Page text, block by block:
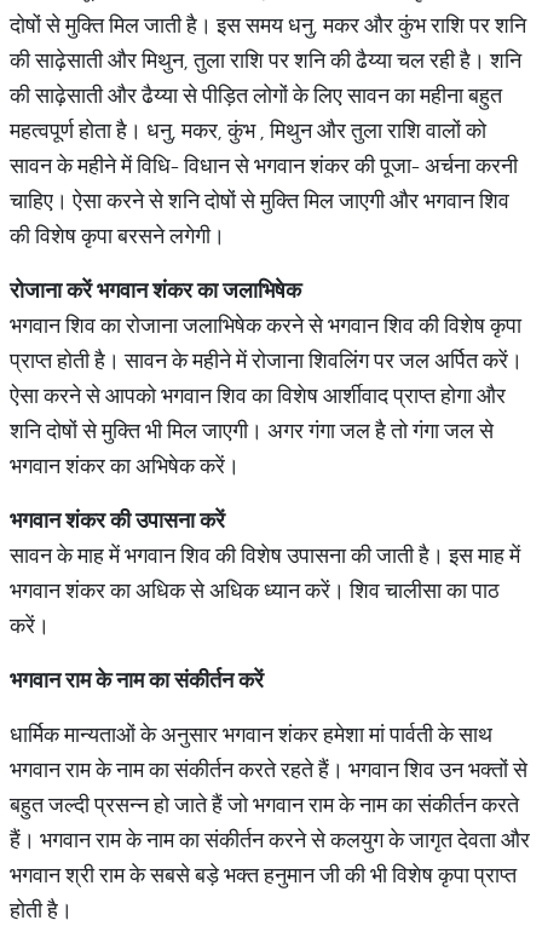
दोषों से मुक्ति मिल जाती है। इस समय धनु, मकर और कुंभ राशि पर शनि
की साढ़ेसाती और मिथुन, तुला राशि पर शनि की ढैय्या चल रही है। शनि
की साढ़ेसाती और ढैय्या से पीड़ित लोगों के लिए सावन का महीना बहुत
महत्वपूर्ण होता है। धनु, मकर, कुंभ , मिथुन और तुला राशि वालों को
सावन के महीने में विधि- विधान से भगवान शंकर की पूजा- अर्चना करनी
चाहिए। ऐसा करने से शनि दोषों से मुक्ति मिल जाएगी और भगवान शिव
की विशेष कृपा बरसने लगेगी।
रोजाना करें भगवान शंकर काजलाभिषेक
भगवान शिव का रोजाना जलाभिषेक करने से भगवान शिव की विशेष कृपा
प्राप्त होती है। सावन के महीने में रोजाना शिवलिंग पर जल अर्पित करें।
ऐसा करने से आपको भगवान शिव का विशेष आर्शीवाद प्राप्त होगा और
शनि दोषों से मुक्ति भी मिल जाएगी। अगर गंगा जल है तो गंगा जल से
भगवान शंकर का अभिषेक करें।
भगवान शंकर की उपासना करें
सावन के माह में भगवान शिव की विशेष उपासना की जाती है। इस माह में
भगवान शंकर का अधिक से अधिक ध्यान करें। शिव चालीसा का पाठ
करें।
भगवान राम के नाम का संकीर्तन करें
धार्मिक मान्यताओं के अनुसार भगवान शंकर हमेशा मां पार्वती के साथ
भगवान राम के नाम का संकीर्तन करते रहते हैं। भगवान शिव उन भक्तों से
बहुत जल्दी प्रसन्न हो जाते हैं जो भगवान राम के नाम का संकीर्तन करते
हैं। भगवान राम के नाम का संकीर्तन करने से कलयुग के जागृत देवता और
भगवान श्री राम के सबसे बड़े भक्त हनुमान जी की भी विशेष कृपा प्राप्त
होती है।